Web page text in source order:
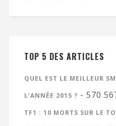
TOP 5 DES ARTICLES
QUEL EST LE MEILLEUR
L’ANNÉE 2015 ? - 570
TF1 : 10 MORTS SUR LE